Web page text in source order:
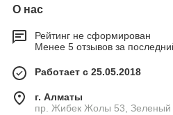
О нас
Рейтинг не сформирован
Менее 5 отзывов за
Работает с 25.05.2018
г. Алматы
пр. Жибек Жолы 53, Зеленый